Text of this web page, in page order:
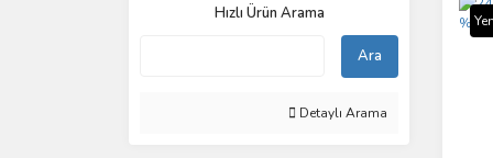
Hızlı Ürün Arama
Ara
Detaylı Arama